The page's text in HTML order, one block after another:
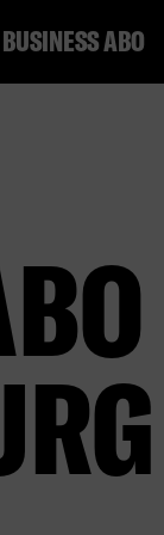
BUSINESS ABO